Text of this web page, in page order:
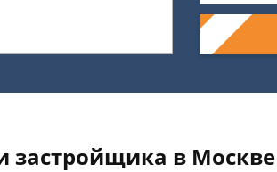
застройщика в Москве